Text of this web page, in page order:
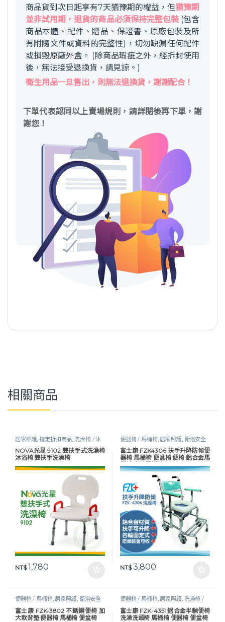
商品貨到次日起享有7天猶豫期的權益，但猶豫期
並非試用期，退貨的商品必須保持完整包裝(包含
商品本體、配件、贈品、保證書、原廠包裝及所
有附隨文件或資料的完整性)，切勿缺漏任何配件
或損毀原廠外盒。 (除商品瑕疵之外，經拆封使用
後，無法接受退換貨，請見諒。)
衛生用品一旦售出，則無法退換貨，謝謝配合！
下單代表認同以上賣場規則，請詳閱後再下單，謝
謝您！
相關商品
居家照護,指定折扣商品 ,洗澡椅 / 沐
浴椅, 衛浴安全
NOVA光星 9102 雙扶手式洗澡椅
沐浴椅 雙扶手洗澡椅
NT$1,780
便器椅 / 馬桶椅, 居家照護, 衛浴安全
富士康 FZK4306 扶手升降防傾便
器椅 馬桶椅 便盆椅 便椅 鋁合金馬
桶椅 有輪馬桶椅
NT$3,800
便器椅 / 馬桶椅, 居家照護, 衛浴安全
富士康 FZK-3802 不銹鋼便椅 加
大軟背墊 便器椅 馬桶椅 便盆椅
便器椅 / 馬桶椅, 居家照護, 洗澡椅 /
沐浴椅, 衛浴安全
富士康 FZK-4351 鋁合金半躺便椅
洗澡洗頭椅 馬桶椅 便器椅 便盆椅